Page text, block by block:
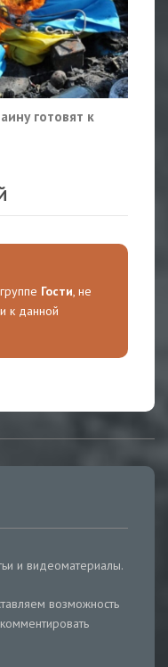
готовят к
Гости , не
к данной
и видеоматериалы.
возможность